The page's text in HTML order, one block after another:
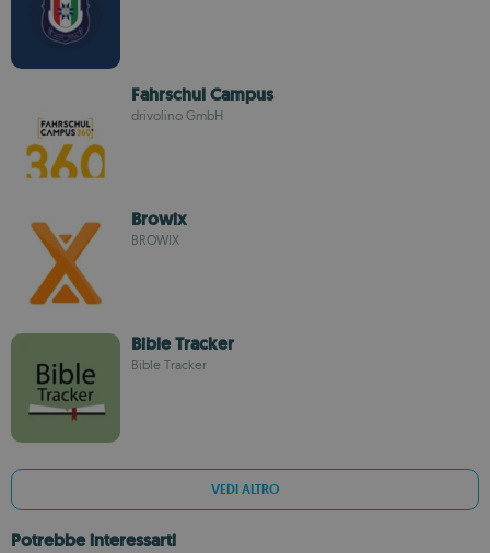
Fahrschul Campus
drivolino GmbH
Browix
BROWIX
Bible Tracker
Bible Tracker
VEDI ALTRO
Potrebbe interessarti